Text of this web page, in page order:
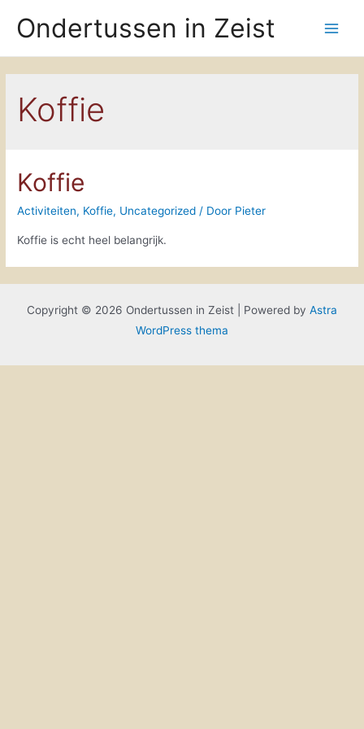
naarOndertussen in Zeist
Koffie
Koffie
Activiteiten, Koffie, Uncategorized / Door Pieter
Koffie is echt heel belangrijk.
Copyright © 2026 Ondertussen in Zeist | Powered by Astra
WordPress thema